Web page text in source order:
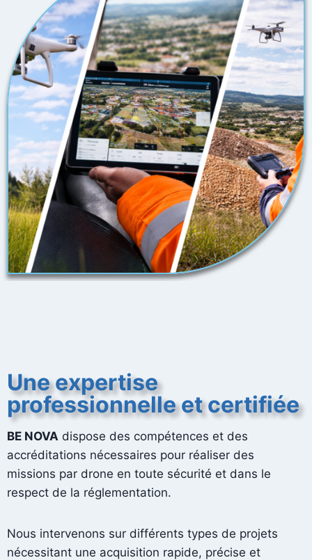
Une expertise
professionnelle et certifiée
BE NOVA dispose des compétences et des
accréditations nécessaires pour réaliser des
missions par drone en toute sécurité et dans le
respect de la réglementation.
Nous intervenons sur différents types de projets
nécessitant une acquisition rapide, précise et